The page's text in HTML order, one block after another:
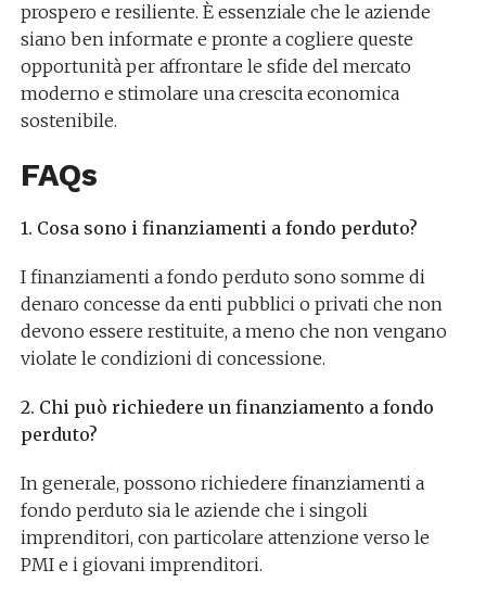
prospero e resiliente. È essenziale che le aziende
siano ben informate e pronte a cogliere queste
opportunità per affrontare le sfide del mercato
moderno e stimolare una crescita economica
sostenibile.
FAQs
1. Cosa sono i finanziamenti a fondo perduto?
I finanziamenti a fondo perduto sono somme di
denaro concesse da enti pubblici o privati che non
devono essere restituite, a meno che non vengano
violate le condizioni di concessione.
2. Chi può richiedere un finanziamento a fondo
perduto?
In generale, possono richiedere finanziamenti a
fondo perduto sia le aziende che i singoli
imprenditori, con particolare attenzione verso le
PMI e i giovani imprenditori.